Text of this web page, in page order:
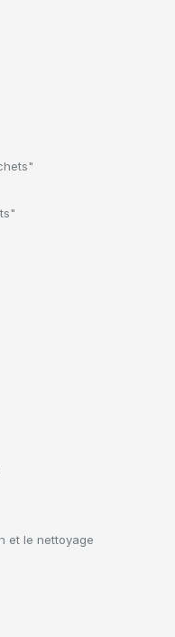
et le nettoyage